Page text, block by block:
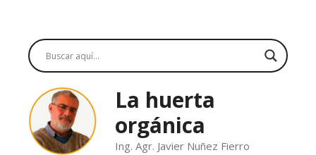
contenido
La huerta
orgánica
Ing. Agr. Javier Nuñez Fierro